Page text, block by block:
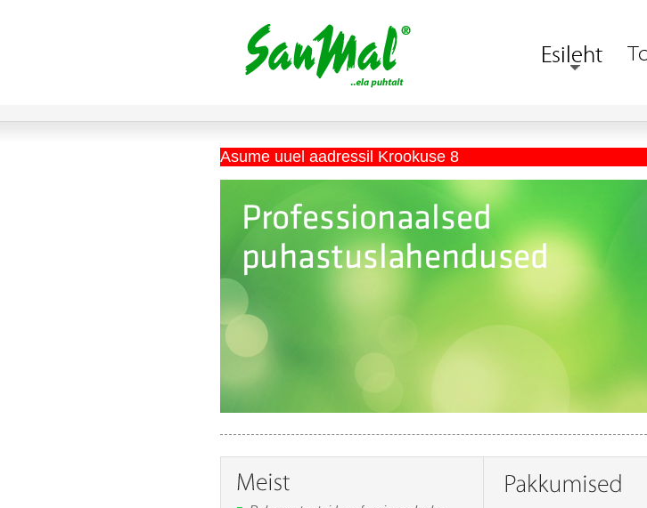
Asume uuel aadressil Krookuse 8